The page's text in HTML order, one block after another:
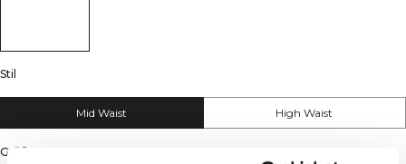
Stil
Mid Waist High Waist
Größe